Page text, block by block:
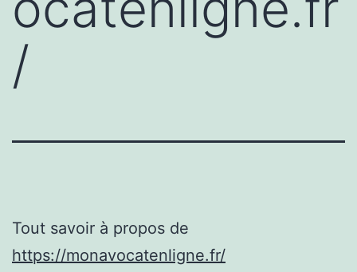
/
Tout savoir à propos de
https://monavocatenligne.fr/